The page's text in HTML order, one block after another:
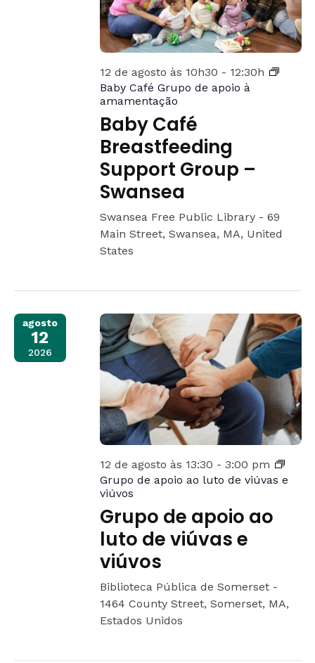
12 de agosto às 10h30 - 12:30h
Baby Café Grupo de apoio à
amamentação
Baby Café
Breastfeeding
Support Group –
Swansea
Swansea Free Public Library - 69
Main Street, Swansea, MA, United
States
agosto
12
2026
12 de agosto às 13:30 - 3:00 pm
Grupo de apoio ao luto de viúvas e
viúvos
Grupo de apoio ao
luto de viúvas e
viúvos
Biblioteca Pública de Somerset -
1464 County Street, Somerset, MA,
Estados Unidos